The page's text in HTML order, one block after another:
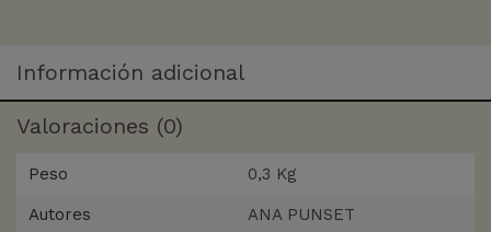
Información adicional
Valoraciones (0)
Peso 0,3 Kg
Autores ANA PUNSET